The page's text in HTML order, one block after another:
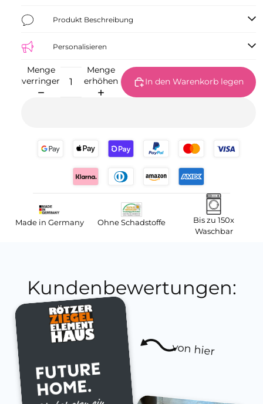
Produkt Beschreibung
Personalisieren
Menge
verringern
Menge
erhöhen
In den Warenkorb legen
Made in Germany Ohne Schadstoffe
Bis zu 150x
Waschbar
Kundenbewertungen:
von hier